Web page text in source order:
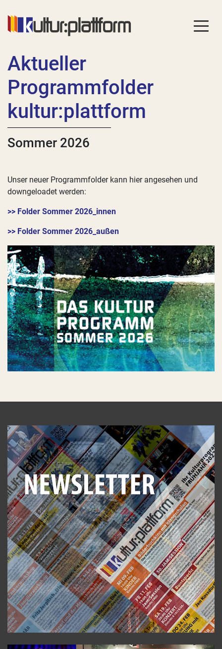
Aktueller
Programmfolder
kultur:plattform
Sommer 2026
Unser neuer Programmfolder kann hier angesehen und
downgeloadet werden:
>> Folder Sommer 2026_innen
>> Folder Sommer 2026_außen